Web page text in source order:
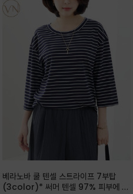
베라노바 쿨 텐셀 스트라이프 7부탑
(3color)* 써머 텐셀 97% 피부에 닿